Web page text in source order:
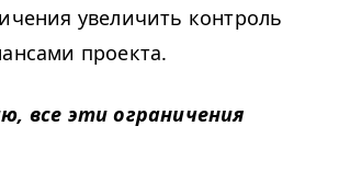
увеличить контроль
проекта.
все эти ограничения